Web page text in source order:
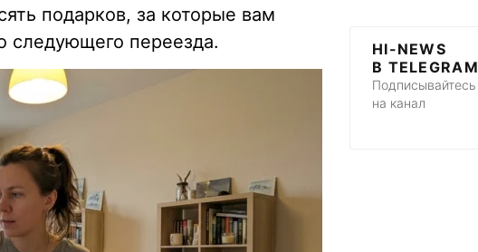
подарков, за которые вам
следующего переезда.
HI-NEWS
В TELEGRAM
Подписывайтесь
на канал